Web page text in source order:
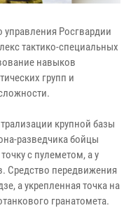
управления Росгвардии
тактико-специальных
навыков
групп и
крупной базы
разведчика бойцы
с пулеметом, а у
Средство передвижения
а укрепленная точка на
гранатомета.